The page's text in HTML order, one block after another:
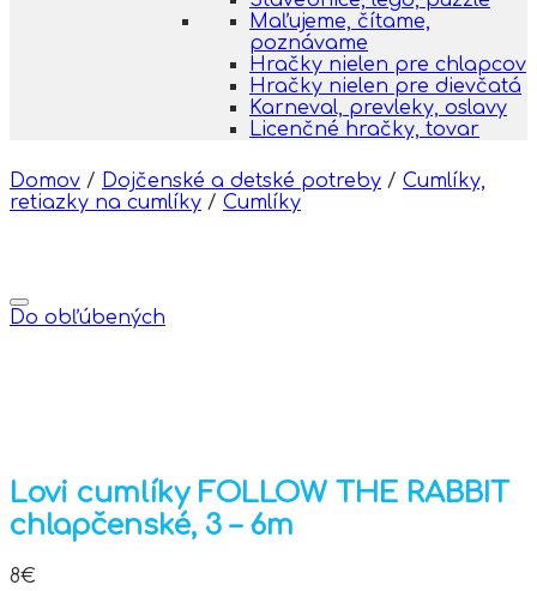
Maľujeme, čítame,
poznávame
Hračky nielen pre chlapcov
Hračky nielen pre dievčatá
Karneval, prevleky, oslavy
Licenčné hračky, tovar
Domov / Dojčenské a detské potreby / Cumlíky,
retiazky na cumlíky / Cumlíky
Do obľúbených
Lovi cumlíky FOLLOW THE RABBIT
chlapčenské, 3 – 6m
8€